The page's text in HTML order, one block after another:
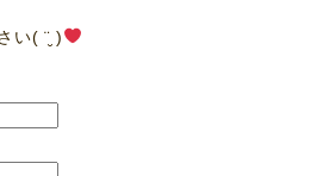
い( ¨̮ )